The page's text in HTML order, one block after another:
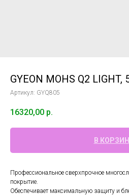
GYEON MOHS Q2
Артикул: GYQ805
16320,00 р.
В
Профессиональное сверхпрочное
покрытие.
Обеспечивает максимальную защиту и